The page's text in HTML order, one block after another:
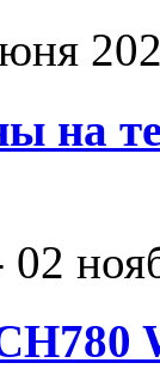
на
02